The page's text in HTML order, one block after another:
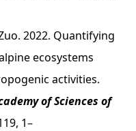
2022. Quantifying
ecosystems
activities.
of Sciences of
1–